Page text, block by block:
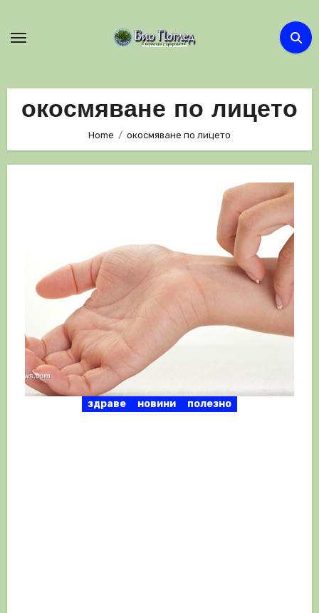
окосмяване по лицето
Home окосмяване по лицето
здраве новини полезно